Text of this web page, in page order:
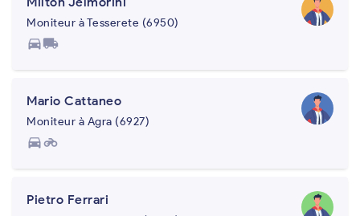
Moniteur à Tesserete (6950)
directions_carlocal_shipping
Mario Cattaneo
Moniteur à Agra (6927)
directions_carmotorcycle
Pietro Ferrari